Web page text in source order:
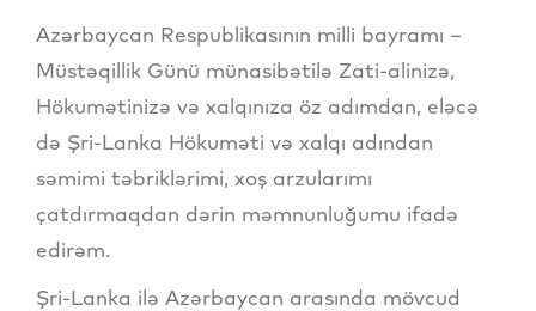
Azərbaycan Respublikasının milli bayramı –
Müstəqillik Günü münasibətilə Zati-alinizə,
Hökumətinizə və xalqınıza öz adımdan, eləcə
də Şri-Lanka Hökuməti və xalqı adından
səmimi təbriklərimi, xoş arzularımı
çatdırmaqdan dərin məmnunluğumu ifadə
edirəm.
Şri-Lanka ilə Azərbaycan arasında mövcud